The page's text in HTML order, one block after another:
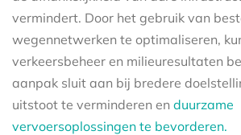
vermindert. Door het gebruik van
wegennetwerken te optimaliseren,
verkeersbeheer en milieuresultaten
aanpak sluit aan bij bredere
uitstoot te verminderen en duurzame
vervoersoplossingen te bevorderen.